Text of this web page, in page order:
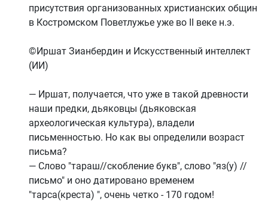
присутствия организованных христианских общин
в Костромском Поветлужье уже во II веке н.э.
©Иршат Зианбердин и Искусственный интеллект
(ИИ)
— Иршат, получается, что уже в такой древности
наши предки, дьяковцы (дьяковская
археологическая культура), владели
письменностью. Но как вы определили возраст
письма?
— Слово "тараш//скобление букв", слово "яз(у) //
письмо" и оно датировано временем
"тарса(креста) ", очень четко - 170 годом!